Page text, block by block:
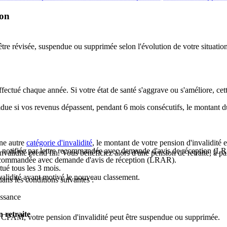
révisée, suspendue ou supprimée selon l'évolution de votre
chaque année. Si votre état de santé s'aggrave ou s'améliore,
autre catégorie d'invalidité, le montant de votre pension d'invalidité
avec demande d'avis de réception (LRAR).
ayant motivé le nouveau classement.
votre pension d'invalidité peut être suspendue ou supprimée.
si vos revenus dépassent, pendant 6 mois consécutifs, le
par lettre recommandée avec demande d'avis de réception
tous les 3 mois.
prend fin. Vous bénéficiez alors d'une pension de retraite, à
les conditions suivantes :
retraite